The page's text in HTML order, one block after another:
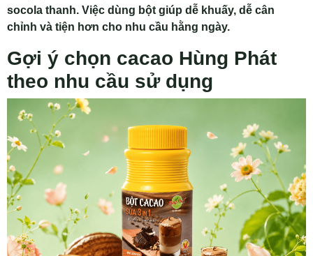
socola thanh. Việc dùng bột giúp dễ khuấy, dễ cân
chỉnh và tiện hơn cho nhu cầu hằng ngày.
Gợi ý chọn cacao Hùng Phát
theo nhu cầu sử dụng